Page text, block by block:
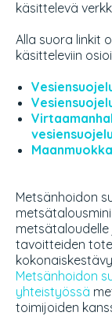
käsittelevä
Alla suora linkit
käsitteleviin
Metsänhoidon
tavoitteiden
Metsänhoidon
yhteistyössä
toimijoiden